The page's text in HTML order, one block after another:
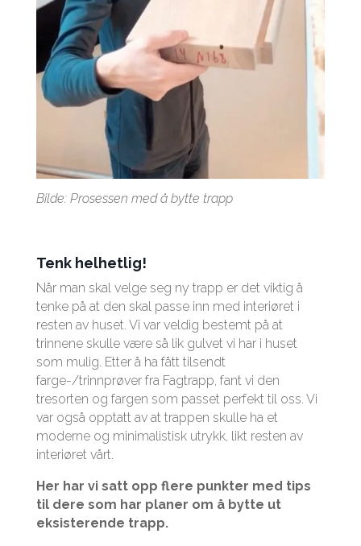
Bilde: Prosessen med å bytte trapp
Tenk helhetlig!
Når man skal velge seg ny trapp er det viktig å
tenke på at den skal passe inn med interiøret i
resten av huset. Vi var veldig bestemt på at
trinnene skulle være så lik gulvet vi har i huset
som mulig. Etter å ha fått tilsendt
farge-/trinnprøver fra Fagtrapp, fant vi den
tresorten og fargen som passet perfekt til oss. Vi
var også opptatt av at trappen skulle ha et
moderne og minimalistisk utrykk, likt resten av
interiøret vårt.
Her har vi satt opp flere punkter med tips
til dere som har planer om å bytte ut
eksisterende trapp.